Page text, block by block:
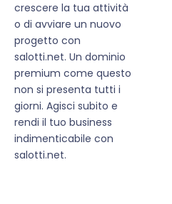
crescere la tua attività
o di avviare un nuovo
progetto con
salotti.net. Un dominio
premium come questo
non si presenta tutti i
giorni. Agisci subito e
rendi il tuo business
indimenticabile con
salotti.net.